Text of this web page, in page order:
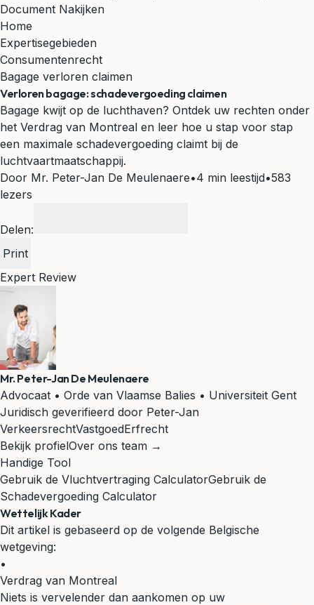
Document Nakijken
Home
Expertisegebieden
Consumentenrecht
Bagage verloren claimen
Verloren bagage: schadevergoeding claimen
Bagage kwijt op de luchthaven? Ontdek uw rechten onder
het Verdrag van Montreal en leer hoe u stap voor stap
een maximale schadevergoeding claimt bij de
luchtvaartmaatschappij.
Door Mr. Peter-Jan De Meulenaere•4 min leestijd•583
lezers
Delen:
Print
Expert Review
Mr. Peter-Jan De Meulenaere
Advocaat • Orde van Vlaamse Balies • Universiteit Gent
Juridisch geverifieerd door Peter-Jan
VerkeersrechtVastgoedErfrecht
Bekijk profielOver ons team →
Handige Tool
Gebruik de Vluchtvertraging CalculatorGebruik de
Schadevergoeding Calculator
Wettelijk Kader
Dit artikel is gebaseerd op de volgende Belgische
wetgeving:
•
Verdrag van Montreal
Niets is vervelender dan aankomen op uw